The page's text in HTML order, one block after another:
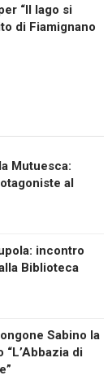
“Il lago si
di Fiamignano
Mutuesca:
al
incontro
Biblioteca
Sabino la
di